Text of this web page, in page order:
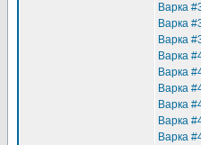
Варка
Варка
Варка
Варка
Варка
Варка
Варка
Варка
Варка